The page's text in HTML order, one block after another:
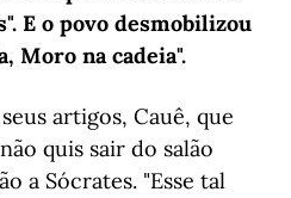
E o povo desmobilizou
Moro na cadeia".
artigos, Cauê, que
quis sair do salão
a Sócrates. "Esse tal